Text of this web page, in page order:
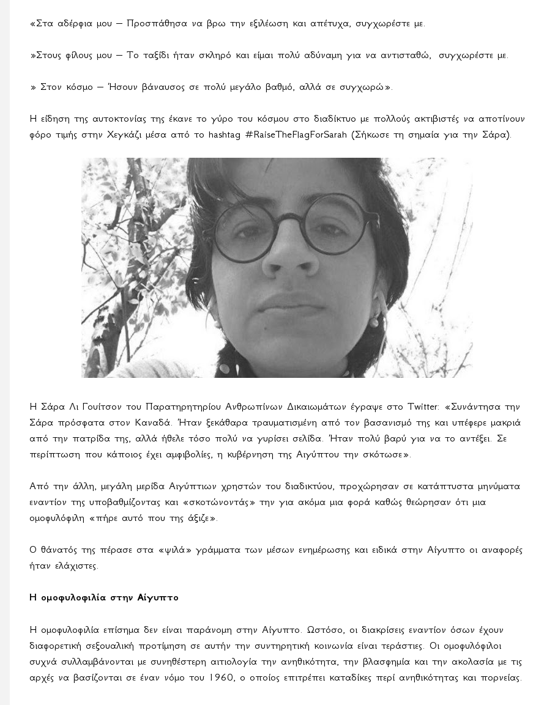
«Στα αδέρφια μου – Προσπάθησα να βρω την εξιλέωση και απέτυχα, συγχωρέστε με.
»Στους φίλους μου – Το ταξίδι ήταν σκληρό και είμαι πολύ αδύναμη για να αντισταθώ, συγχωρέστε με.
» Στον κόσμο – Ήσουν βάναυσος σε πολύ μεγάλο βαθμό, αλλά σε συγχωρώ».
Η είδηση της αυτοκτονίας της έκανε το γύρο του κόσμου στο διαδίκτυο με πολλούς ακτιβιστές να αποτίνουν
φόρο τιμής στην Χεγκάζι μέσα από το hashtag #RaiseTheFlagForSarah (Σήκωσε τη σημαία για την Σάρα).
Η Σάρα Λι Γουίτσον του Παρατηρητηρίου Ανθρωπίνων Δικαιωμάτων έγραψε στο Twitter: «Συνάντησα την
Σάρα πρόσφατα στον Καναδά. Ήταν ξεκάθαρα τραυματισμένη από τον βασανισμό της και υπέφερε μακριά
από την πατρίδα της, αλλά ήθελε τόσο πολύ να γυρίσει σελίδα. Ήταν πολύ βαρύ για να το αντέξει. Σε
περίπτωση που κάποιος έχει αμφιβολίες, η κυβέρνηση της Αιγύπτου την σκότωσε».
Από την άλλη, μεγάλη μερίδα Αιγύπτιων χρηστών του διαδικτύου, προχώρησαν σε κατάπτυστα μηνύματα
εναντίον της υποβαθμίζοντας και «σκοτώνοντάς» την για ακόμα μια φορά καθώς θεώρησαν ότι μια
ομοφυλόφιλη «πήρε αυτό που της άξιζε».
Ο θάνατός της πέρασε στα «ψιλά» γράμματα των μέσων ενημέρωσης και ειδικά στην Αίγυπτο οι αναφορές
ήταν ελάχιστες.
Η ομοφυλοφιλία στην Αίγυπτο
Η ομοφυλοφιλία επίσημα δεν είναι παράνομη στην Αίγυπτο. Ωστόσο, οι διακρίσεις εναντίον όσων έχουν
διαφορετική σεξουαλική προτίμηση σε αυτήν την συντηρητική κοινωνία είναι τεράστιες. Οι ομοφυλόφιλοι
συχνά συλλαμβάνονται με συνηθέστερη αιτιολογία την ανηθικότητα, την βλασφημία και την ακολασία με τις
αρχές να βασίζονται σε έναν νόμο του 1960, ο οποίος επιτρέπει καταδίκες περί ανηθικότητας και πορνείας.